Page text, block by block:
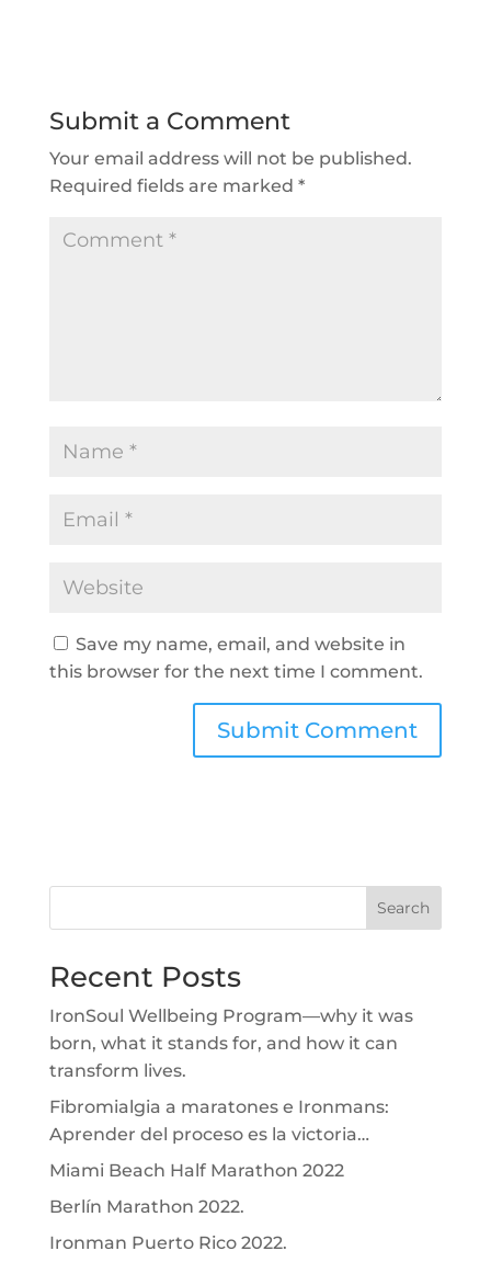
Submit a Comment
Your email address will not be published.
Required fields are marked *
Save my name, email, and website in
this browser for the next time I comment.
Search
Recent Posts
IronSoul Wellbeing Program—why it was
born, what it stands for, and how it can
transform lives.
Fibromialgia a maratones e Ironmans:
Aprender del proceso es la victoria…
Miami Beach Half Marathon 2022
Berlín Marathon 2022.
Ironman Puerto Rico 2022.